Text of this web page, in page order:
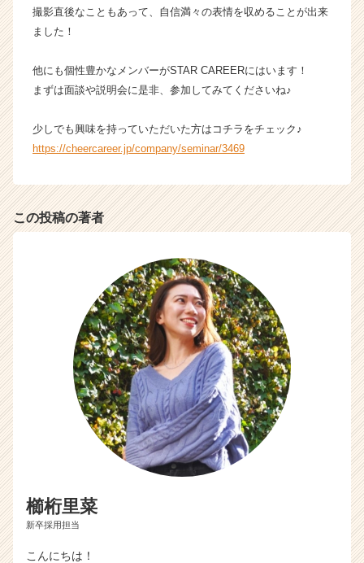
e
e
r）
撮影直後なこともあって、自信満々の表情を収めることが出来
ました！
他にも個性豊かなメンバーがSTAR CAREERにはいます！
まずは面談や説明会に是非、参加してみてくださいね♪
少しでも興味を持っていただいた方はコチラをチェック♪
https://cheercareer.jp/company/seminar/3469
この投稿の著者
櫛桁里菜
新卒採用担当
こんにちは！